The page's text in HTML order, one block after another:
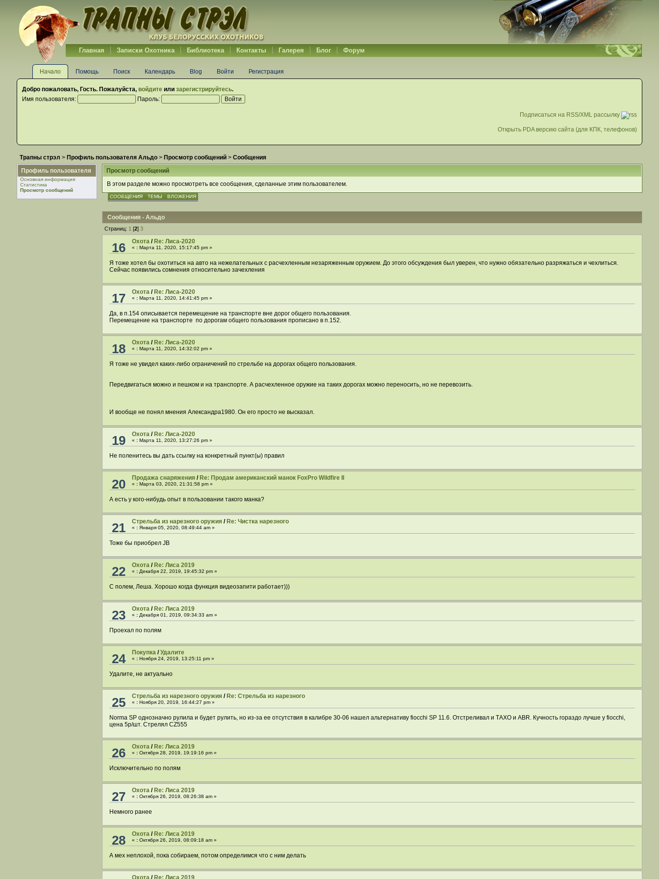
Главная Записки Охотника Библиотека Контакты Галерея Блог Форум
Начало Помощь Поиск Календарь Blog Войти Регистрация
Добро пожаловать, Гость. Пожалуйста, войдитеили зарегистрируйтесь.
Имя пользователя:
Пароль:
Подписаться на RSS/XML рассылку
Открыть PDA версию сайта (для КПК, телефонов)
Трапны стрэл > Профиль пользователя Альдо> Просмотр сообщений> Сообщения
Профиль пользователя
Основная информация
Статистика
Просмотр сообщений
Просмотр сообщений
В этом разделе можно просмотреть все сообщения, сделанные этим пользователем.
СООБЩЕНИЯ ТЕМЫ ВЛОЖЕНИЯ
Сообщения - Альдо
Страниц: 1 [2] 3
16 Охота /Re: Лиса-2020
« : Марта 11, 2020, 15:17:45 pm »
Я тоже хотел бы охотиться на авто на нежелательных с расчехленным незаряженным оружием. До этого обсуждения был уверен, что нужно обязательно разряжаться и чехлиться.
Сейчас появились сомнения относительно зачехления
17 Охота /Re: Лиса-2020
« : Марта 11, 2020, 14:41:45 pm »
Да, в п.154 описывается перемещение на транспорте вне дорог общего пользования.
Перемещение на транспорте по дорогам общего пользования прописано в п.152.
18 Охота /Re: Лиса-2020
« : Марта 11, 2020, 14:32:02 pm »
Я тоже не увидел каких-либо ограничений по стрельбе на дорогах общего пользования.
Передвигаться можно и пешком и на транспорте. А расчехленное оружие на таких дорогах можно переносить, но не перевозить.
И вообще не понял мнения Александра1980. Он его просто не высказал.
19 Охота /Re: Лиса-2020
« : Марта 11, 2020, 13:27:26 pm »
Не поленитесь вы дать ссылку на конкретный пункт(ы) правил
20 Продажа снаряжения /Re: Продам американский манок FoxPro Wildfire II
« : Марта 03, 2020, 21:31:58 pm »
А есть у кого-нибудь опыт в пользовании такого манка?
21 Стрельба из нарезного оружия /Re: Чистка нарезного
« : Января 05, 2020, 08:49:44 am »
Тоже бы приобрел JB
22 Охота /Re: Лиса 2019
« : Декабря 22, 2019, 19:45:32 pm »
С полем, Леша. Хорошо когда функция видеозапити работает)))
23 Охота /Re: Лиса 2019
« : Декабря 01, 2019, 09:34:33 am »
Проехал по полям
24 Покупка /Удалите
« : Ноября 24, 2019, 13:25:11 pm »
Удалите, не актуально
25 Стрельба из нарезного оружия /Re: Стрельба из нарезного
« : Ноября 20, 2019, 16:44:27 pm »
Norma SP однозначно рулила и будет рулить, но из-за ее отсутствия в калибре 30-06 нашел альтернативу fiocchi SP 11.6. Отстреливал и ТАХО и АВR. Кучность гораздо лучше у fiocchi,
цена 5р/шт. Стрелял CZ555
26 Охота /Re: Лиса 2019
« : Октября 28, 2019, 19:19:16 pm »
Исключительно по полям
27 Охота /Re: Лиса 2019
« : Октября 26, 2019, 08:26:38 am »
Немного ранее
28 Охота /Re: Лиса 2019
« : Октября 26, 2019, 08:09:18 am »
А мех неплохой, пока собираем, потом определимся что с ним делать
Охота /Re: Лиса 2019